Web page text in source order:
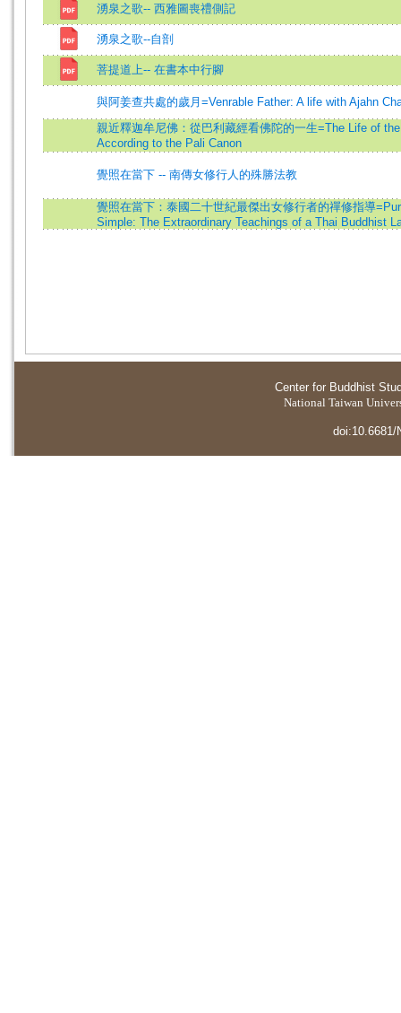
湧泉之歌-- 西雅圖喪禮側記
湧泉之歌--自剖
菩提道上-- 在書本中行腳
與阿姜查共處的歲月=Venrable Father: A life with Ajahn
親近釋迦牟尼佛：從巴利藏經看佛陀的一生=The Life of
According to the Pali Canon
覺照在當下 -- 南傳女修行人的殊勝法教
覺照在當下：泰國二十世紀最傑出女修行者的禪修指導
Simple: The Extraordinary Teachings of a Thai Buddhist
Center for Buddhist
National Taiwan
doi:10.6681/